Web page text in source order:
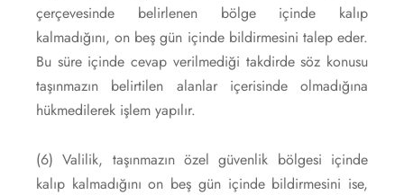
çerçevesinde belirlenen bölge içinde kalıp
kalmadığını, on beş gün içinde bildirmesini talep eder.
Bu süre içinde cevap verilmediği takdirde söz konusu
taşınmazın belirtilen alanlar içerisinde olmadığına
hükmedilerek işlem yapılır.
(6) Valilik, taşınmazın özel güvenlik bölgesi içinde
kalıp kalmadığını on beş gün içinde bildirmesini ise,